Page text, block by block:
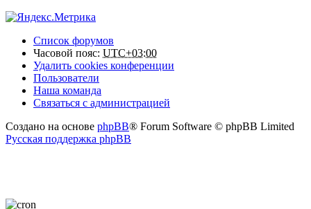
Список форумов
Часовой пояс: UTC+03:00
Удалить cookies конференции
Пользователи
Наша команда
Связаться с администрацией
Создано на основе phpBB® Forum Software © phpBB Limited
Русская поддержка phpBB